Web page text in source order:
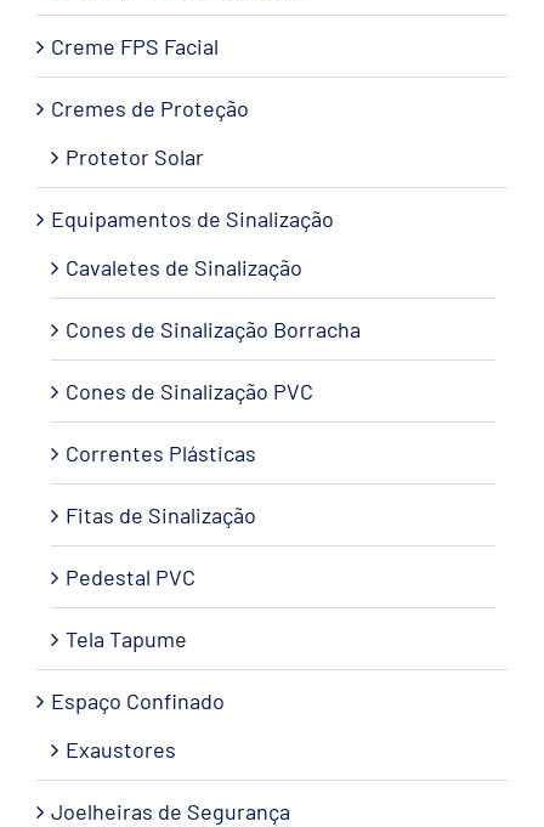
Creme FPS Facial
Cremes de Proteção
Protetor Solar
Equipamentos de Sinalização
Cavaletes de Sinalização
Cones de Sinalização Borracha
Cones de Sinalização PVC
Correntes Plásticas
Fitas de Sinalização
Pedestal PVC
Tela Tapume
Espaço Confinado
Exaustores
Joelheiras de Segurança